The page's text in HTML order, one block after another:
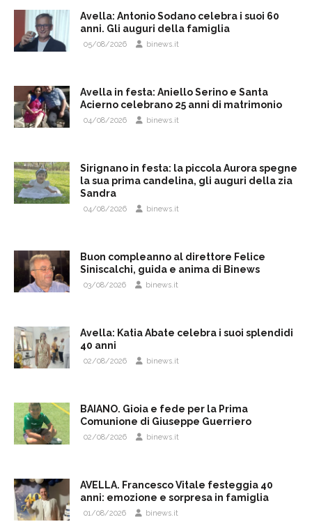
Avella: Antonio Sodano celebra i suoi 60
anni. Gli auguri della famiglia
05/08/2026 binews.it
Avella in festa: Aniello Serino e Santa
Acierno celebrano 25 anni di matrimonio
04/08/2026 binews.it
Sirignano in festa: la piccola Aurora spegne
la sua prima candelina, gli auguri della zia
Sandra
04/08/2026 binews.it
Buon compleanno al direttore Felice
Siniscalchi, guida e anima di Binews
03/08/2026 binews.it
Avella: Katia Abate celebra i suoi splendidi
40 anni
02/08/2026 binews.it
BAIANO. Gioia e fede per la Prima
Comunione di Giuseppe Guerriero
02/08/2026 binews.it
AVELLA. Francesco Vitale festeggia 40
anni: emozione e sorpresa in famiglia
01/08/2026 binews.it